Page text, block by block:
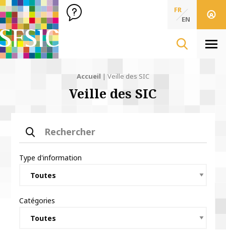
SFSIC Société Française des Sciences de l'Information & de
Société Française des Sciences
de l'Information
FR
EN
Accueil | Veille des SIC
Veille des SIC
Rechercher
Type d'information
Catégories